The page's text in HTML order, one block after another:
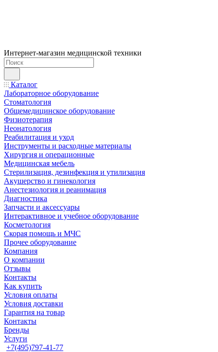
Интернет-магазин медицинской техники
Каталог
Лабораторное оборудование
Стоматология
Общемедицинское оборудование
Физиотерапия
Неонатология
Реабилитация и уход
Инструменты и расходные материалы
Хирургия и операционные
Медицинская мебель
Стерилизация, дезинфекция и утилизация
Акушерство и гинекология
Анестезиология и реанимация
Диагностика
Запчасти и аксессуары
Интерактивное и учебное оборудование
Косметология
Скорая помощь и МЧС
Прочее оборудование
Компания
О компании
Отзывы
Контакты
Как купить
Условия оплаты
Условия доставки
Гарантия на товар
Контакты
Бренды
Услуги
+7(495)797-41-77